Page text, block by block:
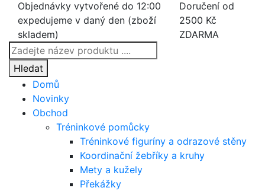
Objednávky vytvořené do 12:00
expedujeme v daný den (zboží
skladem)
Doručení od
2500 Kč
ZDARMA
Products
search
Hledat
Domů
Novinky
Obchod
Tréninkové pomůcky
Tréninkové figuríny a odrazové stěny
Koordinační žebříky a kruhy
Mety a kužely
Překážky